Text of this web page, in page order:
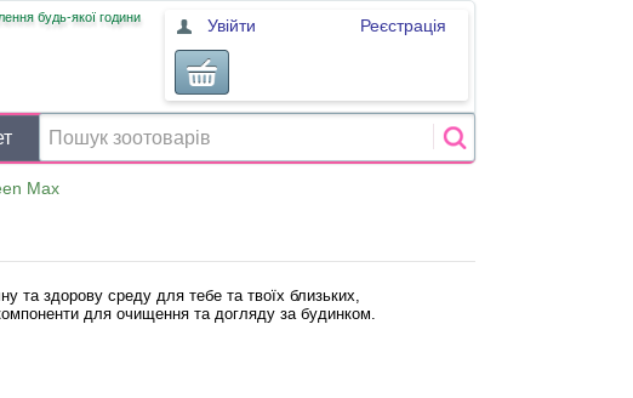
будь-якої години Увійти Реєстрація
Max
та здорову среду для тебе та твоїх близьких,
для очищення та догляду за будинком.